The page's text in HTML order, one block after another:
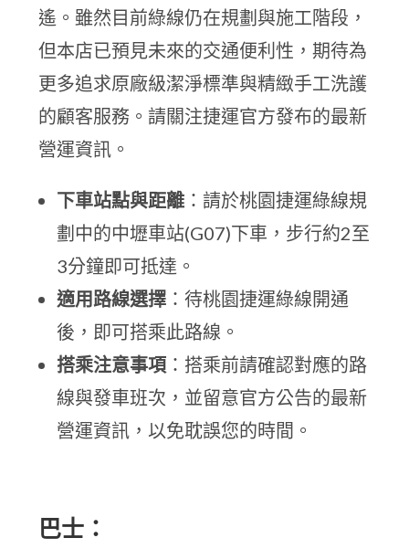
遙。雖然目前綠線仍在規劃與施工階段，
但本店已預見未來的交通便利性，期待為
更多追求原廠級潔淨標準與精緻手工洗護
的顧客服務。請關注捷運官方發布的最新
營運資訊。
下車站點與距離 ：請於桃園捷運綠線規
劃中的中壢車站(G07)下車，步行約2至
3分鐘即可抵達。
適用路線選擇 ：待桃園捷運綠線開通
後，即可搭乘此路線。
搭乘注意事項 ：搭乘前請確認對應的路
線與發車班次，並留意官方公告的最新
營運資訊，以免耽誤您的時間。
巴士：